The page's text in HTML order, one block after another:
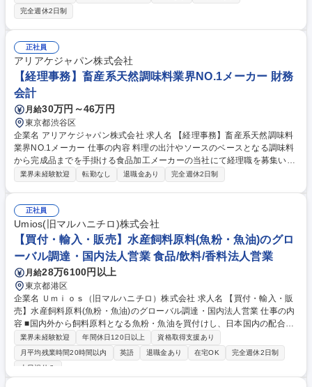
品等を使ったサンプル製品の開発 ■食品惣菜の開発 例）スープ、ソース、
カレー、シチュー等の開発 ■来社プレゼンの際の顧客対応や調理■テーマ
に沿った商品開発 ■メニューやレシピ等の作成■その他製品開発に関連し
た業務 募集職種 【商品開発】畜産系天然調味料業界NO.1メーカー/商品開
発経験者歓迎◎
完全週休2日制
正社員
アリアケジャパン株式会社
【経理事務】畜産系天然調味料業界NO.1メーカー 財務
会計
月給30万円～46万円
東京都渋谷区
企業名 アリアケジャパン株式会社 求人名 【経理事務】畜産系天然調味料
業界NO.1メーカー 仕事の内容 料理の出汁やソースのベースとなる調味料
から完成品までを手掛ける食品加工メーカーの当社にて経理職を募集いた
します。 営業経費の精算から、伝票作成、入力、入金管理等、経理業務全
業界未経験歓迎 転勤なし 退職金あり 完全週休2日制
正社員
Umios(旧マルハニチロ)株式会社
【買付・輸入・販売】水産飼料原料(魚粉・魚油)のグロ
ーバル調達・国内法人営業 食品/飲料/香料法人営業
月給28万6100円以上
東京都港区
企業名 Ｕｍｉｏｓ（旧マルハニチロ）株式会社 求人名 【買付・輸入・販
売】水産飼料原料(魚粉・魚油)のグローバル調達・国内法人営業 仕事の内
容 ■国内外から飼料原料となる魚粉・魚油を買付けし、日本国内の配合飼
料メーカーや調整魚粉メーカーおよび海外へ販売する部署にて、営業担当
として買付・輸入・販売をお任せします。 【詳細】】■飼料原料の買付先
は北米、南米(ペルー、チリ、ブラジル)、アジア(タイ、インド、ベトナム
業界未経験歓迎 年間休日120日以上
資格取得支援あり
月平均残業時間20時間以内
英語 退職金あり 在宅OK
完全週休2日制
土日祝休み